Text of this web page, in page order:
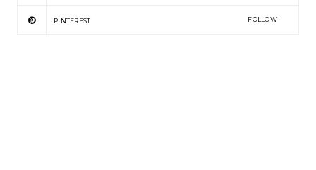
PINTEREST FOLLOW